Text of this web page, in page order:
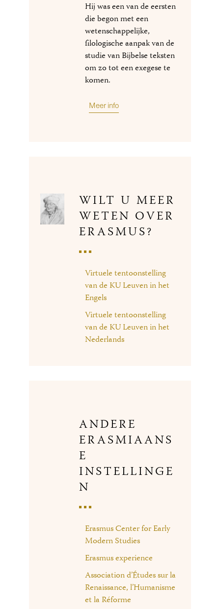
Hij was een van de eersten
die begon met een
wetenschappelijke,
filologische aanpak van de
studie van Bijbelse teksten
om zo tot een exegese te
komen.
Meer info
WILT U MEER
WETEN OVER
ERASMUS?
Virtuele tentoonstelling
van de KU Leuven in het
Engels
Virtuele tentoonstelling
van de KU Leuven in het
Nederlands
ANDERE
ERASMIAANS
E
INSTELLINGE
N
Erasmus Center for Early
Modern Studies
Erasmus experience
Association d’Études sur la
Renaissance, l’Humanisme
et la Réforme